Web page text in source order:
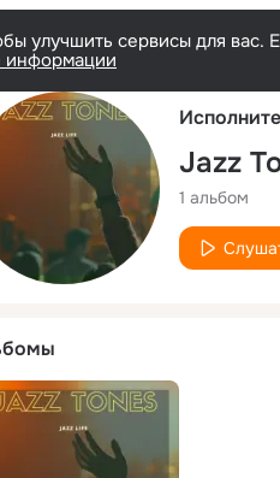
улучшить сервисы для вас.
информации
Jazz
1 альбом